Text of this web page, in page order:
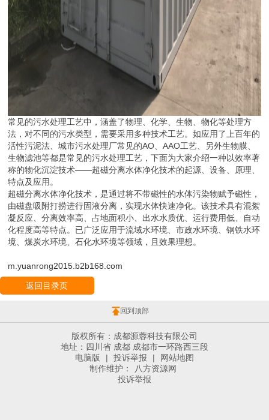
常见的污水处理工艺中，涵盖了物理、化学、生物、物化等处理方
法，对不同的污水类型，需要采用多种技术工艺。如应用了上百年的
活性污泥法、城市污水处理厂常见的AO、AAO工艺、另外生物膜、
生物滤池等都是常见的污水处理工艺，下面为大家介绍一种以效率著
称的物化沉淀技术——超磁分离水体净化技术的起源、设备、原理、
特点及应用。
超磁分离水体净化技术，是通过将不带磁性的水体污染物赋予磁性，
由磁盘吸附打捞进行固液分离，实现水体快速净化。该技术具有混絮
凝反应、分离效率高、占地面积小、出水水质优、运行费用低、自动
化程度高等特点。已广泛应用于流域水环境、市政水环境、钢铁水环
境、煤炭水环境、石化水环境等领域，且效果理想。
m.yuanrong2015.b2b168.com
返回目录页
回到顶部
版权所有：成都源蓉科技有限公司
地址：四川省 成都 成都市一环路西三段
电脑版
| 投诉举报 |
网站地图
制作维护：
八方资源网
投诉举报